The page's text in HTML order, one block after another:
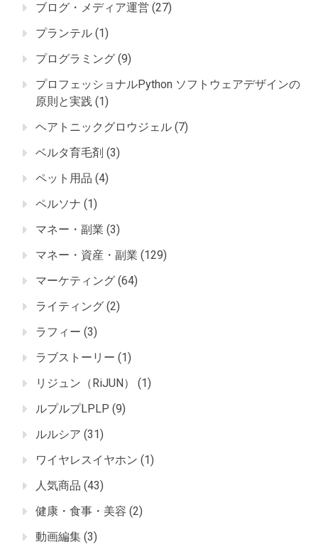
ブログ・メディア運営 (27)
プランテル (1)
プログラミング (9)
プロフェッショナルPython ソフトウェアデザインの
原則と実践 (1)
ヘアトニックグロウジェル (7)
ベルタ育毛剤 (3)
ペット用品 (4)
ペルソナ (1)
マネー・副業 (3)
マネー・資産・副業 (129)
マーケティング (64)
ライティング (2)
ラフィー (3)
ラブストーリー (1)
リジュン（RiJUN）
(1)
ルプルプLPLP (9)
ルルシア (31)
ワイヤレスイヤホン (1)
人気商品 (43)
健康・食事・美容 (2)
動画編集 (3)